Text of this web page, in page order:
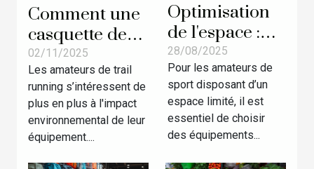
Comment une
casquette de
trail fabriquée
localement
favorise-t-elle
le
développement
durable ?
02/11/2025
Les amateurs de trail
running s’intéressent de
plus en plus à l'impact
environnemental de leur
équipement....
Optimisation
de l'espace :
accessoires
sportifs
compacts et
fonctionnels
28/08/2025
Pour les amateurs de
sport disposant d’un
espace limité, il est
essentiel de choisir
des équipements...